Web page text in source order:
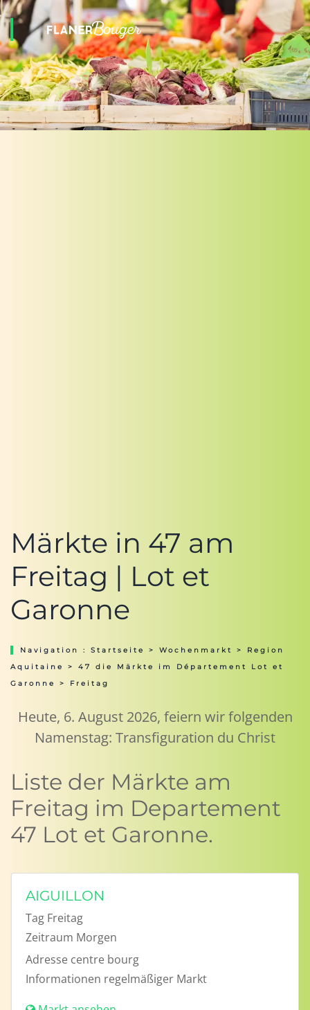
Märkte in 47 am
Freitag | Lot et
Garonne
Navigation : Startseite > Wochenmarkt > Region
Aquitaine
> 47 die Märkte im Département Lot et
Garonne
> Freitag
Heute, 6. August 2026, feiern wir folgenden
Namenstag: Transfiguration du Christ
Liste der Märkte am
Freitag im Departement
47 Lot et Garonne.
AIGUILLON
Tag Freitag
Zeitraum Morgen
Adresse centre bourg
Informationen regelmäßiger Markt